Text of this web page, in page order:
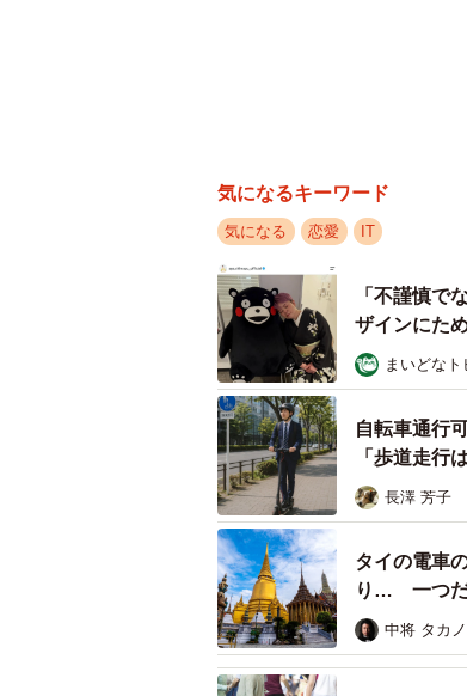
同社は、「手軽なツールは
者・プロフィール詐称を見
への遠回りになってしまい
◇ ◇
【出典】
▽結婚相談所Presia／出会い
キングTOP7
https://presia.jp/hate-app/
気になるキーワード
気になる 恋愛 IT
「不謹慎で
ザインにた
まいどなト
自転車通行
「歩道走行
長澤 芳子
タイの電車
り… 一つだ
中将 タカノ